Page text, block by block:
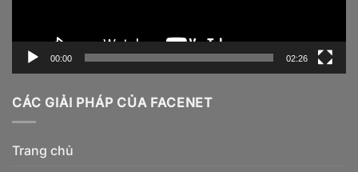
00:00 02:26
CÁC GIẢI PHÁP CỦA FACENET
Trang chủ